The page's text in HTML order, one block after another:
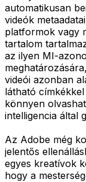
automatikusan
videók
platformok vagy
tartalom
az ilyen MI-
videói azonban
látható
könnyen
intelligencia által
Az Adobe még
jelentős
egyes kreatívok
hogy a